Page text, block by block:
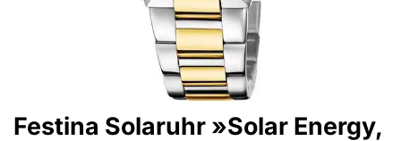
Festina Solaruhr »Solar Energy,